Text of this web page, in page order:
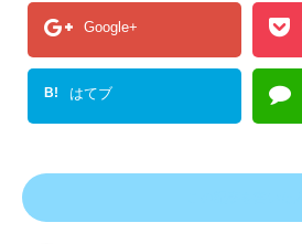
Google+
B! はてブ